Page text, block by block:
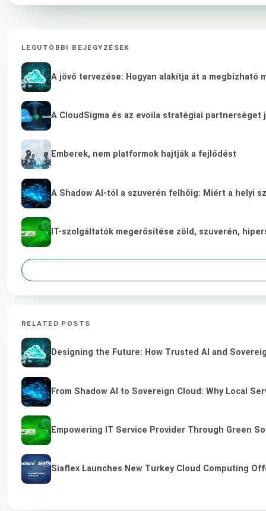
LEGUTÓBBI BEJEGYZÉSEK
A jövő tervezése: Hogyan alakítja át a
A CloudSigma és az evoila stratégiai
Emberek, nem platformok hajtják a fejlődést
A Shadow AI-tól a szuverén felhőig: Miért a helyi
IT-szolgáltatók megerősítése zöld, szuverén,
RELATED POSTS
Designing the Future: How Trusted AI and
From Shadow AI to Sovereign Cloud: Why Local
Empowering IT Service Provider Through Green
Siaflex Launches New Turkey Cloud Computing